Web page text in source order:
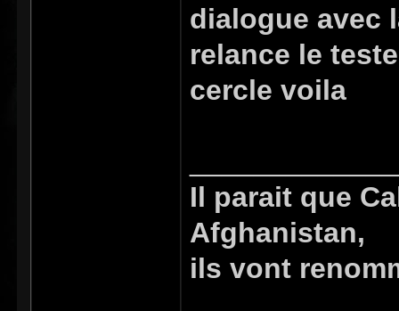
dialogue avec
relance le
cercle voila
Il parait que
Afghanistan,
ils vont